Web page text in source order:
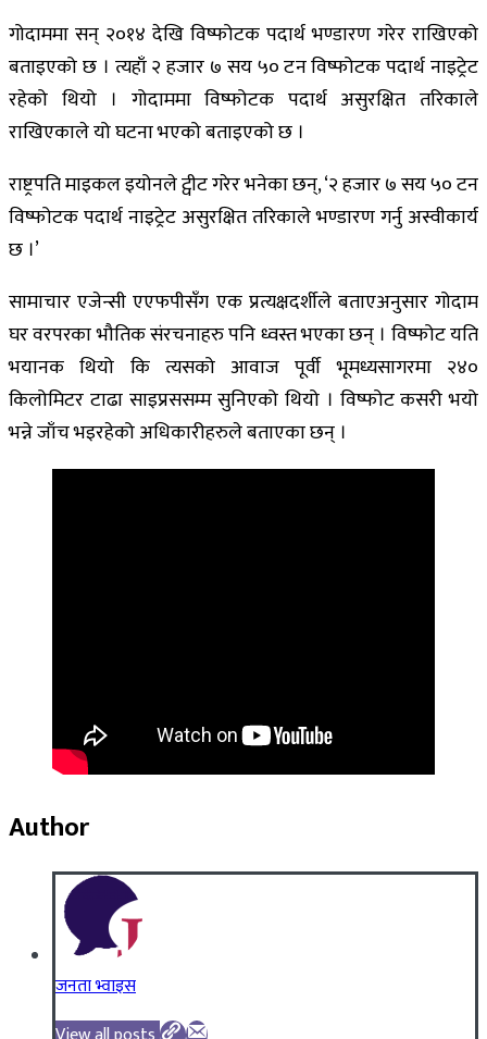
गोदाममा सन् २०१४ देखि विष्फोटक पदार्थ भण्डारण गरेर राखिएको
बताइएको छ । त्यहाँ २ हजार ७ सय ५० टन विष्फोटक पदार्थ नाइट्रेट
रहेको थियो । गोदाममा विष्फोटक पदार्थ असुरक्षित तरिकाले
राखिएकाले यो घटना भएको बताइएको छ ।
राष्ट्रपति माइकल इयोनले ट्वीट गरेर भनेका छन्, ‘२ हजार ७ सय ५० टन
विष्फोटक पदार्थ नाइट्रेट असुरक्षित तरिकाले भण्डारण गर्नु अस्वीकार्य
छ ।’
सामाचार एजेन्सी एएफपीसँग एक प्रत्यक्षदर्शीले बताएअनुसार गोदाम
घर वरपरका भौतिक संरचनाहरु पनि ध्वस्त भएका छन् । विष्फोट यति
भयानक थियो कि त्यसको आवाज पूर्वी भूमध्यसागरमा २४०
किलोमिटर टाढा साइप्रससम्म सुनिएको थियो । विष्फोट कसरी भयो
भन्ने जाँच भइरहेको अधिकारीहरुले बताएका छन् ।
Author
जनता भ्वाइस